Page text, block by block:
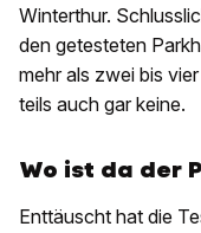
Winterthur.
den getesteten
mehr als zwei bis
teils auch gar keine.
Wo ist da der
Enttäuscht hat die